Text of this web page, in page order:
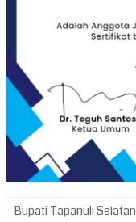
Bupati Tapanuli Selatan